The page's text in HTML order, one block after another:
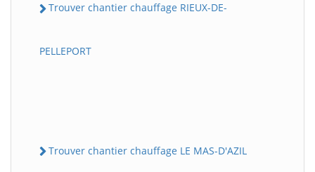
Trouver chantier chauffage RIEUX-DE-
PELLEPORT
Trouver chantier chauffage LE MAS-D'AZIL